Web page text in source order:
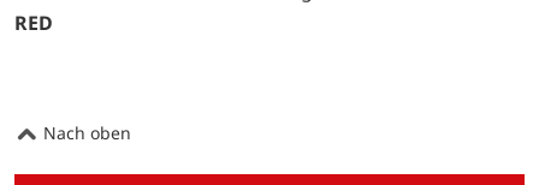
RED
Nach oben